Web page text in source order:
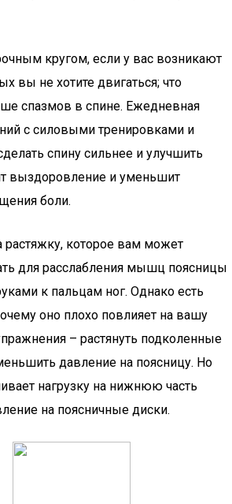
кругом, если у вас возникают
вы не хотите двигаться; что
спазмов в спине. Ежедневная
с силовыми тренировками и
спину сильнее и улучшить
выздоровление и уменьшит
боли.
которое вам может
для расслабления мышц поясницы
к пальцам ног. Однако есть
оно плохо повлияет на вашу
– растянуть подколенные
давление на поясницу. Но
нагрузку на нижнюю часть
на поясничные диски.